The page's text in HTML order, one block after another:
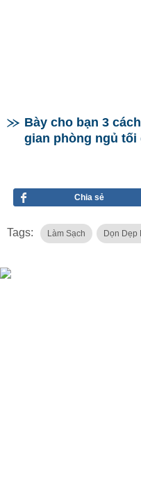
Bày cho bạn 3
gian phòng ngủ tối
Chia sẻ
Tags: Làm Sạch Dọn Dẹp